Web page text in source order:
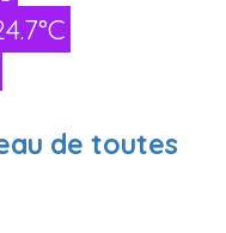
de toutes